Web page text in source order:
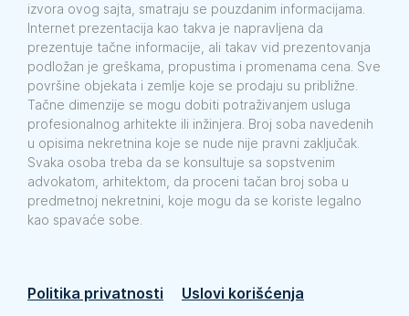
izvora ovog sajta, smatraju se pouzdanim informacijama.
Internet prezentacija kao takva je napravljena da
prezentuje tačne informacije, ali takav vid prezentovanja
podložan je greškama, propustima i promenama cena. Sve
površine objekata i zemlje koje se prodaju su približne.
Tačne dimenzije se mogu dobiti potraživanjem usluga
profesionalnog arhitekte ili inžinjera. Broj soba navedenih
u opisima nekretnina koje se nude nije pravni zaključak.
Svaka osoba treba da se konsultuje sa sopstvenim
advokatom, arhitektom, da proceni tačan broj soba u
predmetnoj nekretnini, koje mogu da se koriste legalno
kao spavaće sobe.
Politika privatnosti Uslovi korišćenja